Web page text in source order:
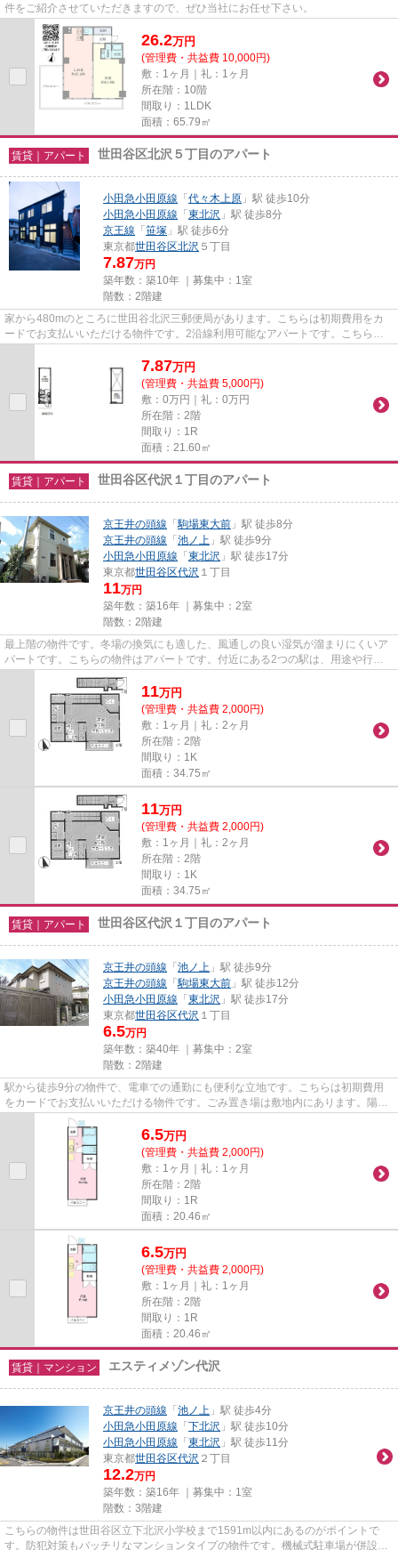
件をご紹介させていただきますので、ぜひ当社にお任せ下さい。
26.2万円
(管理費・共益費 10,000円)
敷：1ヶ月｜礼：1ヶ月
所在階：10階
間取り：1LDK
面積：65.79㎡
賃貸｜アパート 世田谷区北沢５丁目のアパート
小田急小田原線 「代々木上原 」駅 徒歩10分
小田急小田原線 「東北沢 」駅 徒歩8分
京王線 「笹塚 」駅 徒歩6分
東京都世田谷区北沢 ５丁目
7.87万円
築年数：築10年 ｜募集中： 1室
階数：2階建
家から480mのところに世田谷北沢三郵便局があります。こちらは初期費用をカ
ードでお支払いいただける物件です。2沿線利用可能なアパートです。こちらの
物件はアパートです。世田谷区の...
7.87万円
(管理費・共益費 5,000円)
敷：0万円｜礼：0万円
所在階：2階
間取り：1R
面積：21.60㎡
賃貸｜アパート 世田谷区代沢１丁目のアパート
京王井の頭線 「駒場東大前 」駅 徒歩8分
京王井の頭線 「池ノ上 」駅 徒歩9分
小田急小田原線 「東北沢 」駅 徒歩17分
東京都世田谷区代沢 １丁目
11万円
築年数：築16年 ｜募集中： 2室
階数：2階建
最上階の物件です。冬場の換気にも適した、風通しの良い湿気が溜まりにくいア
パートです。こちらの物件はアパートです。付近にある2つの駅は、用途や行き
先に応じて使い分けることがで...
11万円
(管理費・共益費 2,000円)
敷：1ヶ月｜礼：2ヶ月
所在階：2階
間取り：1K
面積：34.75㎡
11万円
(管理費・共益費 2,000円)
敷：1ヶ月｜礼：2ヶ月
所在階：2階
間取り：1K
面積：34.75㎡
賃貸｜アパート 世田谷区代沢１丁目のアパート
京王井の頭線 「池ノ上 」駅 徒歩9分
京王井の頭線 「駒場東大前 」駅 徒歩12分
小田急小田原線 「東北沢 」駅 徒歩17分
東京都世田谷区代沢 １丁目
6.5万円
築年数：築40年 ｜募集中： 2室
階数：2階建
駅から徒歩9分の物件で、電車での通勤にも便利な立地です。こちらは初期費用
をカードでお支払いいただける物件です。ごみ置き場は敷地内にあります。陽当
たりが良いので、洗濯物が臭わ...
6.5万円
(管理費・共益費 2,000円)
敷：1ヶ月｜礼：1ヶ月
所在階：2階
間取り：1R
面積：20.46㎡
6.5万円
(管理費・共益費 2,000円)
敷：1ヶ月｜礼：1ヶ月
所在階：2階
間取り：1R
面積：20.46㎡
賃貸｜マンション エスティメゾン代沢
京王井の頭線 「池ノ上 」駅 徒歩4分
小田急小田原線 「下北沢 」駅 徒歩10分
小田急小田原線 「東北沢 」駅 徒歩11分
東京都世田谷区代沢 ２丁目
12.2万円
築年数：築16年 ｜募集中： 1室
階数：3階建
こちらの物件は世田谷区立下北沢小学校まで1591m以内にあるのがポイントで
す。防犯対策もバッチリなマンションタイプの物件です。機械式駐車場が併設さ